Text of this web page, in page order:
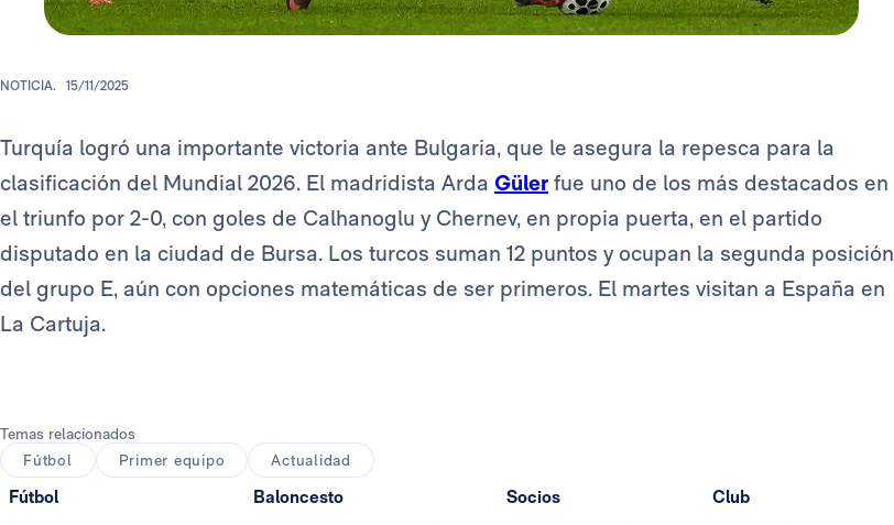
NOTICIA. 15/11/2025
Turquía logró una importante victoria ante Bulgaria, que le asegura la repesca para la
clasificación del Mundial 2026. El madridista Arda Güler fue uno de los más destacados en
el triunfo por 2-0, con goles de Calhanoglu y Chernev, en propia puerta, en el partido
disputado en la ciudad de Bursa. Los turcos suman 12 puntos y ocupan la segunda posición
del grupo E, aún con opciones matemáticas de ser primeros. El martes visitan a España en
La Cartuja.
Temas relacionados
Fútbol
Primer equipo Actualidad
Fútbol Baloncesto Socios Club